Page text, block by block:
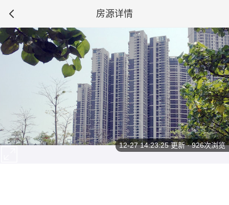
房源详情
12-27 14:23:25更新 · 926次浏览